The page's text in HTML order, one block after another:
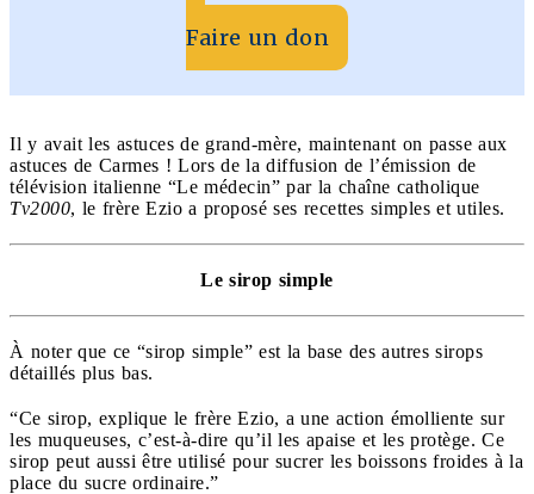
Faire un don
Il y avait les astuces de grand-mère, maintenant on passe aux
astuces de Carmes ! Lors de la diffusion de l’émission de
télévision italienne “Le médecin” par la chaîne catholique
Tv2000, le frère Ezio a proposé ses recettes simples et utiles.
Le sirop simple
À noter que ce “sirop simple” est la base des autres sirops
détaillés plus bas.
“Ce sirop, explique le frère Ezio, a une action émolliente sur
les muqueuses, c’est-à-dire qu’il les apaise et les protège. Ce
sirop peut aussi être utilisé pour sucrer les boissons froides à la
place du sucre ordinaire.”